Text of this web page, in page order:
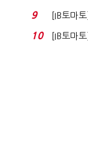
누적 피
9
[IB토마
도…실적
10
[IB토마